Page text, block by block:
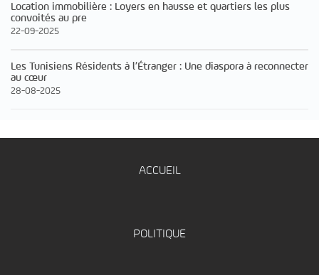
Location immobilière : Loyers en hausse et quartiers les plus
convoités au pre
22-09-2025
Les Tunisiens Résidents à l’Étranger : Une diaspora à reconnecter
au cœur
28-08-2025
ACCUEIL
POLITIQUE